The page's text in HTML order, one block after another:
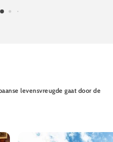
levensvreugde gaat door de